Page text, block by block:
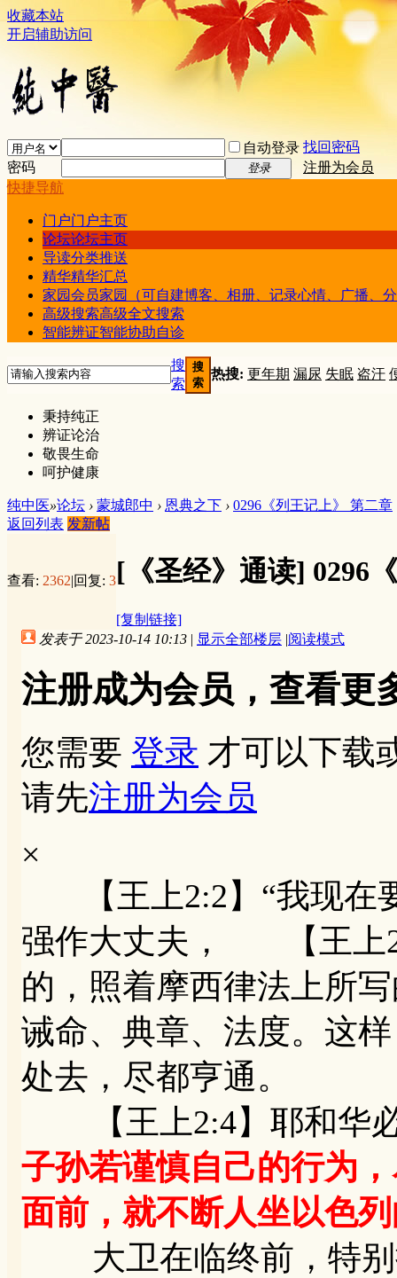
收藏本站
开启辅助访问
自动登录 找回密码
密码
登录
注册为会员
快捷导航
门户门户主页
论坛论坛主页
导读分类推送
精华精华汇总
家园会员家园（可自建博客、相册、记录心情、广播、
高级搜索高级全文搜索
智能辨证智能协助自诊
搜
索
搜
索
热搜: 更年期 漏尿 失眠 盗汗
秉持纯正
辨证论治
敬畏生命
呵护健康
纯中医»论坛 › 蒙城郎中 › 恩典之下 › 0296《列王记上》 第二章
返回列表 发新帖
查看: 2362|回复: 3[《圣经》通读] 0296
[复制链接]
发表于 2023-10-14 10:13 | 显示全部楼层 |阅读模式
注册成为会员，查看更
您需要 登录 才可以下载
请先注册为会员
×
【王上2:2】“我现在
强作大丈夫， 【王上
的，照着摩西律法上所
诫命、典章、法度。这
处去，尽都亨通。
【王上2:4】耶和华必
子孙若谨慎自己的行为
面前，就不断人坐以色
大卫在临终前，特别